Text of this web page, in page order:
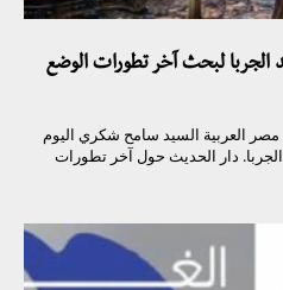
لبحث آخر تطورات الوضع
العربية السيد سامح شكري اليوم
دار الحديث حول آخر تطورات